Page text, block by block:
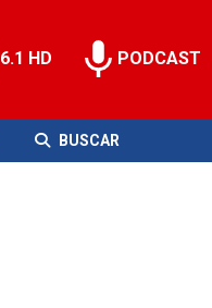
6.1 HD PODCAST
BUSCAR